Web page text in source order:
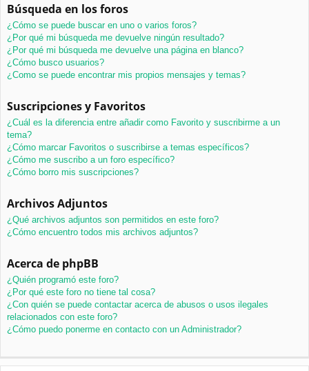
Búsqueda en los foros
¿Cómo se puede buscar en uno o varios foros?
¿Por qué mi búsqueda me devuelve ningún resultado?
¿Por qué mi búsqueda me devuelve una página en blanco?
¿Cómo busco usuarios?
¿Como se puede encontrar mis propios mensajes y temas?
Suscripciones y Favoritos
¿Cuál es la diferencia entre añadir como Favorito y suscribirme a un
tema?
¿Cómo marcar Favoritos o suscribirse a temas específicos?
¿Cómo me suscribo a un foro específico?
¿Cómo borro mis suscripciones?
Archivos Adjuntos
¿Qué archivos adjuntos son permitidos en este foro?
¿Cómo encuentro todos mis archivos adjuntos?
Acerca de phpBB
¿Quién programó este foro?
¿Por qué este foro no tiene tal cosa?
¿Con quién se puede contactar acerca de abusos o usos ilegales
relacionados con este foro?
¿Cómo puedo ponerme en contacto con un Administrador?